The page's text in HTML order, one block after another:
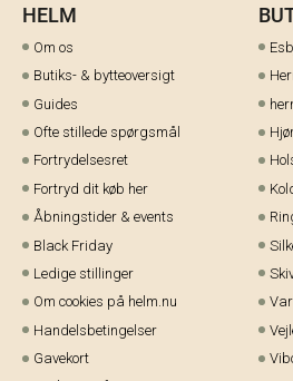
HELM
Om os
Butiks- & bytteoversigt
Guides
Ofte stillede spørgsmål
Fortrydelsesret
Fortryd dit køb her
Åbningstider & events
Black Friday
Ledige stillinger
Om cookies på helm.nu
Handelsbetingelser
Gavekort